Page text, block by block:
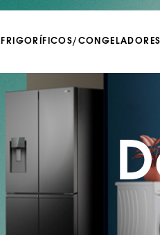
FRIGORÍFICOS/CONGELADORES